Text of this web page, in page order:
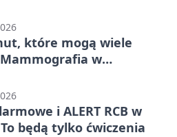
które mogą wiele
w
i ALERT RCB w
To będą tylko ćwiczenia